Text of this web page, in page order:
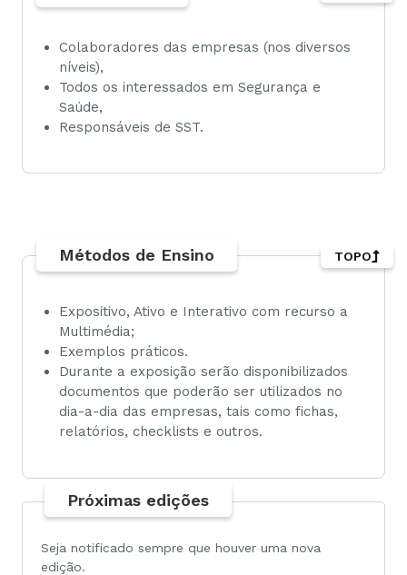
Colaboradores das empresas (nos diversos
níveis),
Todos os interessados em Segurança e
Saúde,
Responsáveis de SST.
Métodos de Ensino
Expositivo, Ativo e Interativo com recurso a
Multimédia;
Exemplos práticos.
Durante a exposição serão disponibilizados
documentos que poderão ser utilizados no
dia-a-dia das empresas, tais como fichas,
relatórios, checklists e outros.
TOPO
Próximas edições
Seja notificado sempre que houver uma nova
edição.